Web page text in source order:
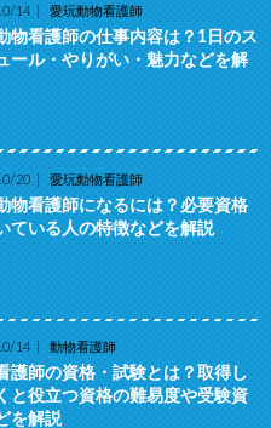
14 愛玩動物看護師
物看護師の仕事内容は？1日のス
ール・やりがい・魅力などを解
20 愛玩動物看護師
物看護師になるには？必要資格
ている人の特徴などを解説
14 動物看護師
護師の資格・試験とは？取得し
と役立つ資格の難易度や受験資
を解説